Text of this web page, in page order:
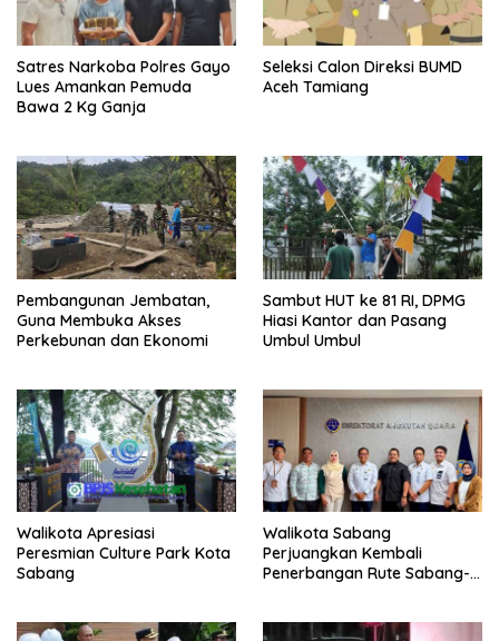
Satres Narkoba Polres Gayo
Lues Amankan Pemuda
Bawa 2 Kg Ganja
Seleksi Calon Direksi BUMD
Aceh Tamiang
Pembangunan Jembatan,
Guna Membuka Akses
Perkebunan dan Ekonomi
Sambut HUT ke 81 RI, DPMG
Hiasi Kantor dan Pasang
Umbul Umbul
Walikota Apresiasi
Peresmian Culture Park Kota
Sabang
Walikota Sabang
Perjuangkan Kembali
Penerbangan Rute Sabang-